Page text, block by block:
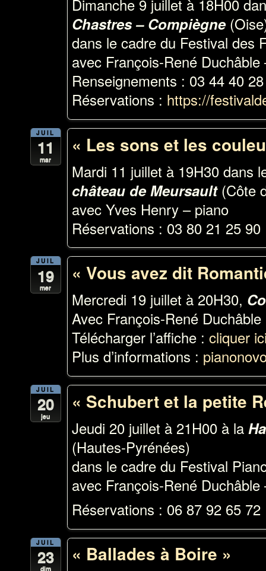
Dimanche 9 juillet à 18H00
Chastres – Compiègne
dans le cadre du Festival des
avec François-René Duchâble
Renseignements : 03 44 40
Réservations : https://
JUIL
11
mar
« Les sons et les
Mardi 11 juillet à 19H30 dans
château de Meursault(Côte
avec Yves Henry – piano
Réservations : 03 80 21 25 90
JUIL
19
mer
« Vous avez dit
Mercredi 19 juillet à 20H30,
Avec François-René
Télécharger l’affiche :cliquer
Plus d’informations :
JUIL
20
jeu
« Schubert et la petite
Jeudi 20 juillet à 21H00 à la
(Hautes-Pyrénées)
dans le cadre du Festival
avec François-René Duchâble
Réservations : 06 87 92 65 72
JUIL
23
dim
« Ballades à Boire »